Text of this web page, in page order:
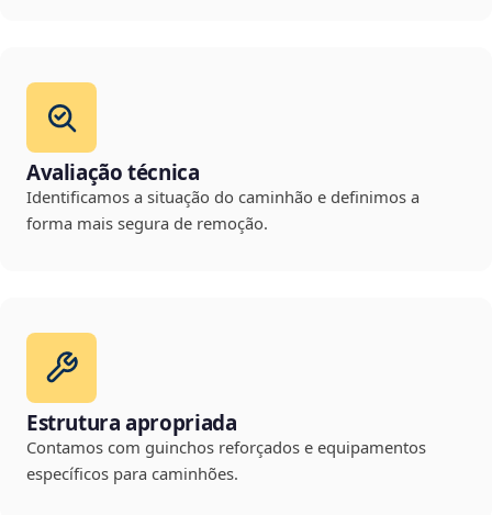
Avaliação técnica
Identificamos a situação do caminhão e definimos a
forma mais segura de remoção.
Estrutura apropriada
Contamos com guinchos reforçados e equipamentos
específicos para caminhões.